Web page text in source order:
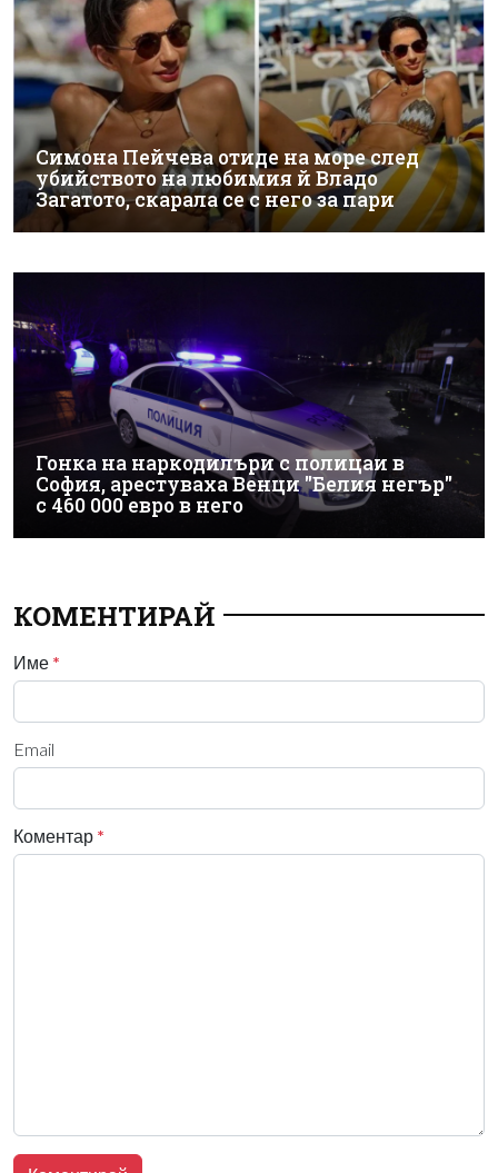
Симона Пейчева отиде на море след
убийството на любимия й Владо
Загатото, скарала се с него за пари
Гонка на наркодилъри с полицаи в
София, арестуваха Венци "Белия негър"
с 460 000 евро в него
КОМЕНТИРАЙ
Име *
Email
Коментар *